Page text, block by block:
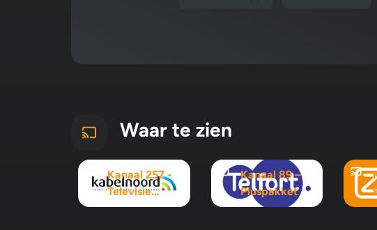
Waar te zien
Kanaal 257 -
Televisie
Maximaal
Kanaal 89 –
Pluspakket